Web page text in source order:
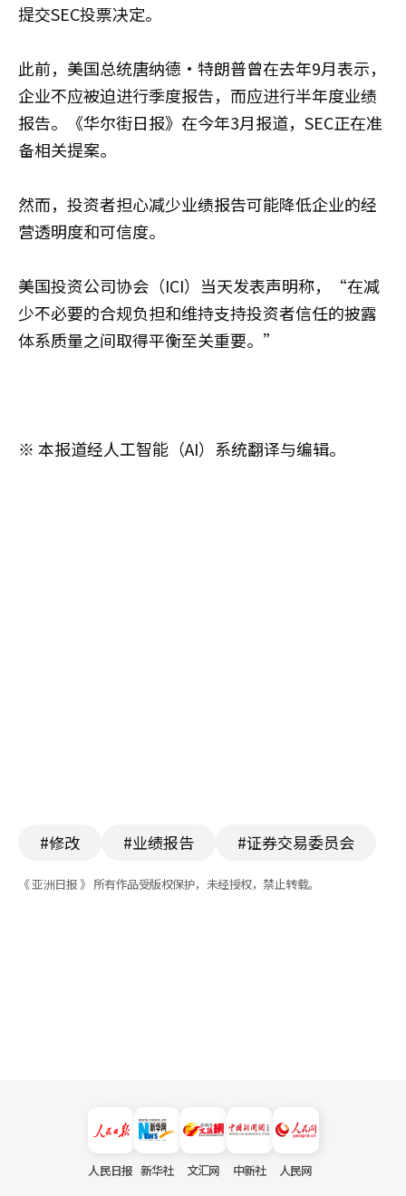
提交SEC投票决定。
此前，美国总统唐纳德·特朗普曾在去年9月表示，
企业不应被迫进行季度报告，而应进行半年度业绩
报告。《华尔街日报》在今年3月报道，SEC正在准
备相关提案。
然而，投资者担心减少业绩报告可能降低企业的经
营透明度和可信度。
美国投资公司协会（ICI）当天发表声明称，“在减
少不必要的合规负担和维持支持投资者信任的披露
体系质量之间取得平衡至关重要。”
※ 本报道经人工智能（AI）系统翻译与编辑。
#修改 #业绩报告 #证券交易委员会
《 亚洲日报 》 所有作品受版权保护，未经授权，禁止转载。
人民日报 新华社 文汇网 中新社 人民网